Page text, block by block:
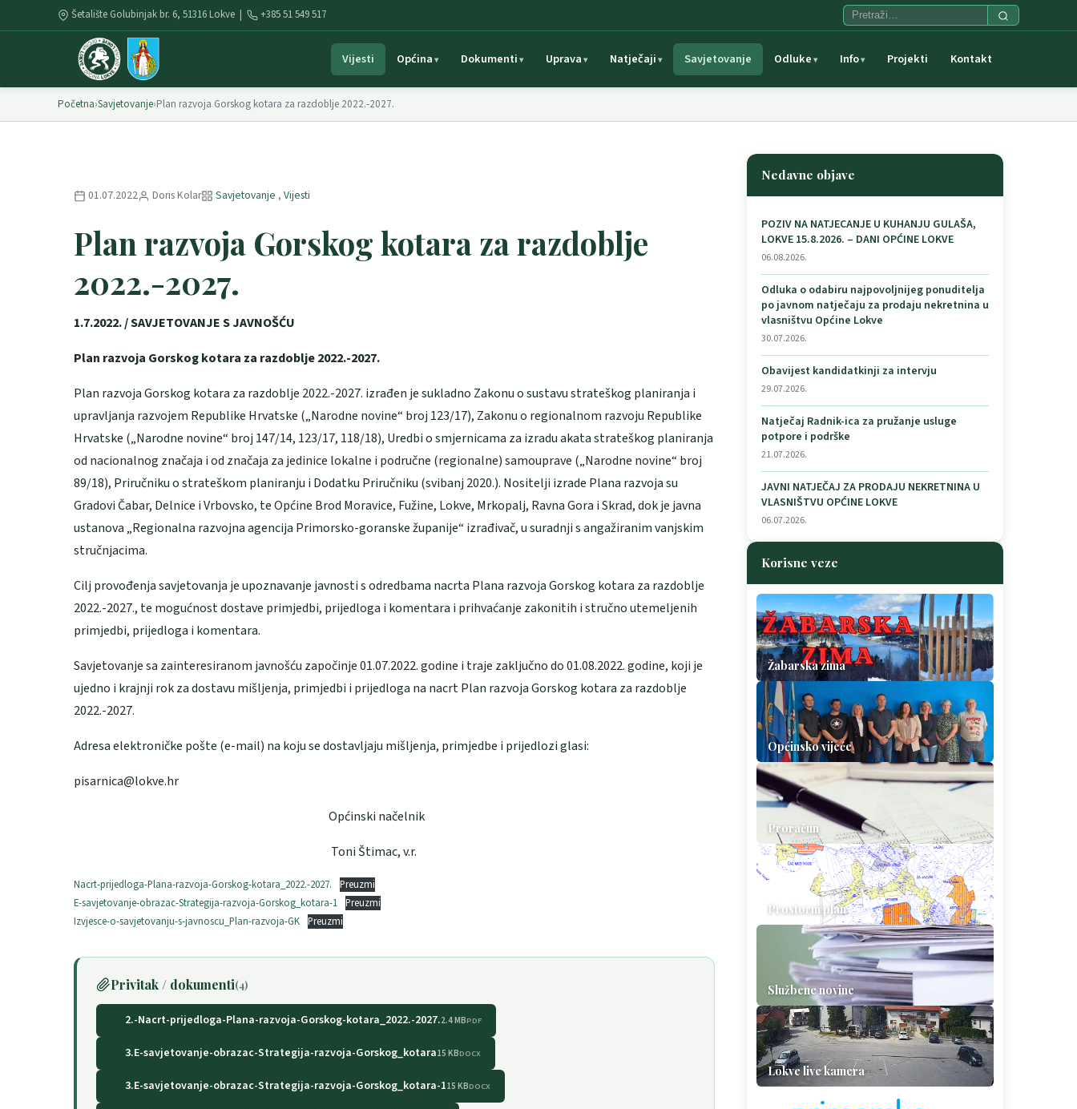
Šetalište Golubinjak br. 6, 51316 Lokve | +385 51 549 517
Vijesti Općina Dokumenti Uprava Natječaji Savjetovanje Odluke Info Projekti Kontakt
Početna›Savjetovanje›Plan razvoja Gorskog kotara za razdoblje 2022.-2027.
01.07.2022 Doris Kolar Savjetovanje , Vijesti
Plan razvoja Gorskog kotara za razdoblje
2022.-2027.
1.7.2022. / SAVJETOVANJE S JAVNOŠĆU
Plan razvoja Gorskog kotara za razdoblje 2022.-2027.
Plan razvoja Gorskog kotara za razdoblje 2022.-2027. izrađen je sukladno Zakonu o sustavu strateškog planiranja i
upravljanja razvojem Republike Hrvatske („Narodne novine“ broj 123/17), Zakonu o regionalnom razvoju Republike
Hrvatske („Narodne novine“ broj 147/14, 123/17, 118/18), Uredbi o smjernicama za izradu akata strateškog planiranja
od nacionalnog značaja i od značaja za jedinice lokalne i područne (regionalne) samouprave („Narodne novine“ broj
89/18), Priručniku o strateškom planiranju i Dodatku Priručniku (svibanj 2020.). Nositelji izrade Plana razvoja su
Gradovi Čabar, Delnice i Vrbovsko, te Općine Brod Moravice, Fužine, Lokve, Mrkopalj, Ravna Gora i Skrad, dok je javna
ustanova „Regionalna razvojna agencija Primorsko-goranske županije“ izrađivač, u suradnji s angažiranim vanjskim
stručnjacima.
Cilj provođenja savjetovanja je upoznavanje javnosti s odredbama nacrta Plana razvoja Gorskog kotara za razdoblje
2022.-2027., te mogućnost dostave primjedbi, prijedloga i komentara i prihvaćanje zakonitih i stručno utemeljenih
primjedbi, prijedloga i komentara.
Savjetovanje sa zainteresiranom javnošću započinje 01.07.2022. godine i traje zaključno do 01.08.2022. godine, koji je
ujedno i krajnji rok za dostavu mišljenja, primjedbi i prijedloga na nacrt Plan razvoja Gorskog kotara za razdoblje
2022.-2027.
Adresa elektroničke pošte (e-mail) na koju se dostavljaju mišljenja, primjedbe i prijedlozi glasi:
pisarnica@lokve.hr
Općinski načelnik
Toni Štimac, v.r.
Nacrt-prijedloga-Plana-razvoja-Gorskog-kotara_2022.-2027.
Preuzmi
E-savjetovanje-obrazac-Strategija-razvoja-Gorskog_kotara-1 Preuzmi
Izvjesce-o-savjetovanju-s-javnoscu_Plan-razvoja-GK Preuzmi
Privitak / dokumenti(4)
2.-Nacrt-prijedloga-Plana-razvoja-Gorskog-kotara_2022.-2027.2.4 MBPDF
3.E-savjetovanje-obrazac-Strategija-razvoja-Gorskog_kotara15 KBDOCX
3.E-savjetovanje-obrazac-Strategija-razvoja-Gorskog_kotara-115 KBDOCX
Nedavne objave
POZIV NA NATJECANJE U KUHANJU GULAŠA,
LOKVE 15.8.2026. – DANI OPĆINE LOKVE
06.08.2026.
Odluka o odabiru najpovoljnijeg ponuditelja
po javnom natječaju za prodaju nekretnina u
vlasništvu Općine Lokve
30.07.2026.
Obavijest kandidatkinji za intervju
29.07.2026.
Natječaj Radnik-ica za pružanje usluge
potpore i podrške
21.07.2026.
JAVNI NATJEČAJ ZA PRODAJU NEKRETNINA U
VLASNIŠTVU OPĆINE LOKVE
06.07.2026.
Korisne veze
Žabarska zima
Općinsko vijeće
Proračun
Prostorni plan
Službene novine
Lokve live kamera